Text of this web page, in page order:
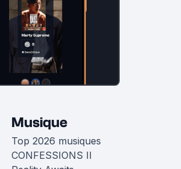
Musique
Top 2026 musiques
CONFESSIONS II